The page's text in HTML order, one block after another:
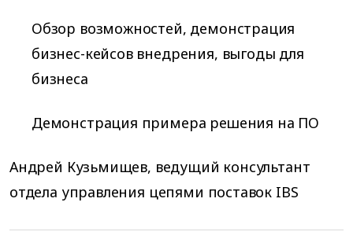
Обзор возможностей, демонстрация
бизнес-кейсов внедрения, выгоды для
бизнеса
Демонстрация примера решения на ПО
Андрей Кузьмищев, ведущий консультант
отдела управления цепями поставок IBS